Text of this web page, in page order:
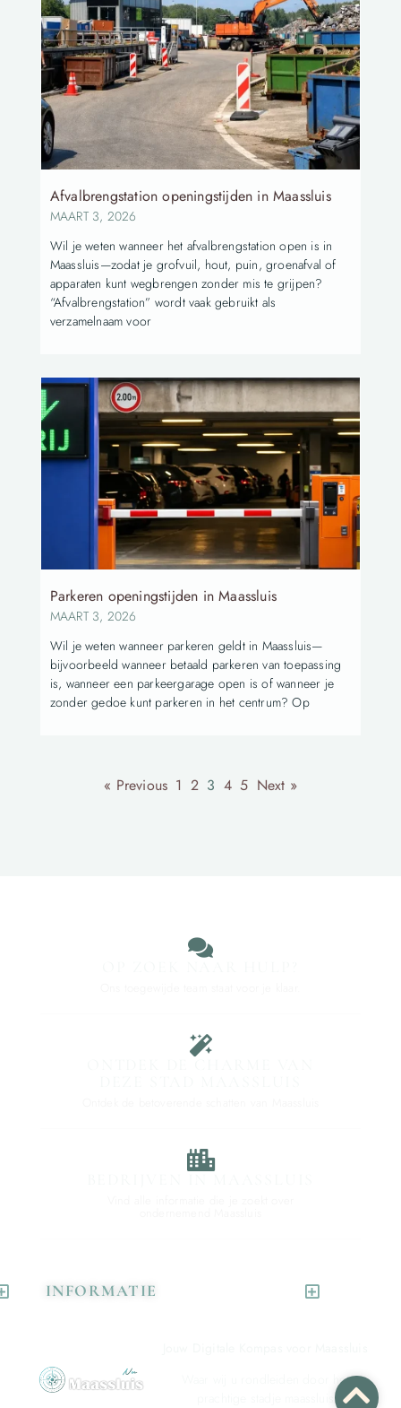
Afvalbrengstation openingstijden in Maassluis
MAART 3, 2026
Wil je weten wanneer het afvalbrengstation open is in
Maassluis—zodat je grofvuil, hout, puin, groenafval of
apparaten kunt wegbrengen zonder mis te grijpen?
“Afvalbrengstation” wordt vaak gebruikt als
verzamelnaam voor
Parkeren openingstijden in Maassluis
MAART 3, 2026
Wil je weten wanneer parkeren geldt in Maassluis—
bijvoorbeeld wanneer betaald parkeren van toepassing
is, wanneer een parkeergarage open is of wanneer je
zonder gedoe kunt parkeren in het centrum? Op
« Previous 1 2 3 4 5 Next »
INFORMATIE
Waar wij u rondleiden door het